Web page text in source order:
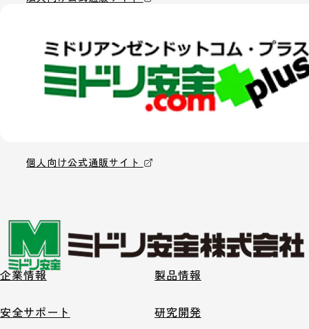
個人向け公式通販サイト
企業情報 製品情報
安全サポート 研究開発